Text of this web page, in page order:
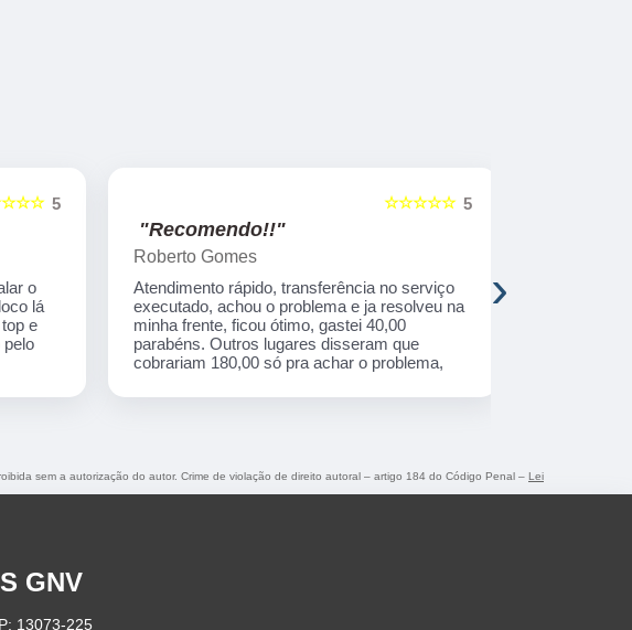
5
o
lá
e
5
☆☆☆☆☆
"Recomendo!!"
Roberto Gomes
Atendimento rápido, transferência no serviço
executado, achou o problema e ja resolveu na
minha frente, ficou ótimo, gastei 40,00
parabéns. Outros lugares disseram que
cobrariam 180,00 só pra achar o problema,
›
sem a autorização do autor. Crime de violação de direito autoral – artigo 184 do Código Penal – Lei
GNV
13073-225